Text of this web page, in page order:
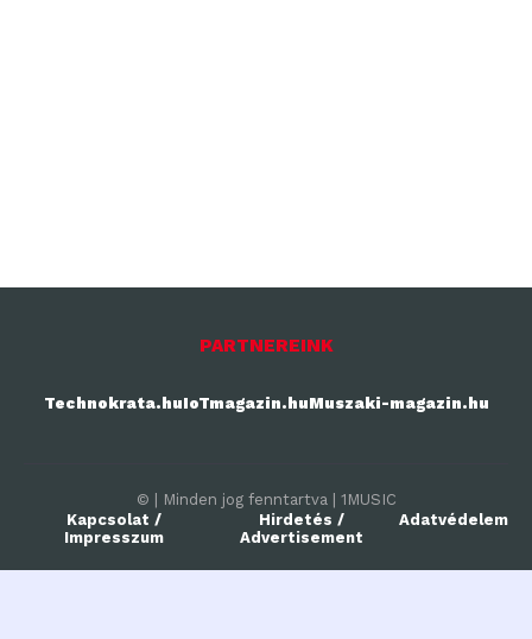
PARTNEREINK
Technokrata.huIoTmagazin.huMuszaki-magazin.hu
© | Minden jog fenntartva | 1MUSIC
Kapcsolat /
Impresszum
Hirdetés /
Advertisement
Adatvédelem